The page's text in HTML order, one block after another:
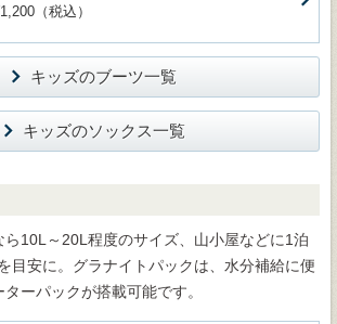
（税込）
キッズのブーツ一覧
キッズのソックス一覧
ら10L～20L程度のサイズ、山小屋などに1泊
目安に。グラナイトパックは、水分補給に便
ーパックが搭載可能です。